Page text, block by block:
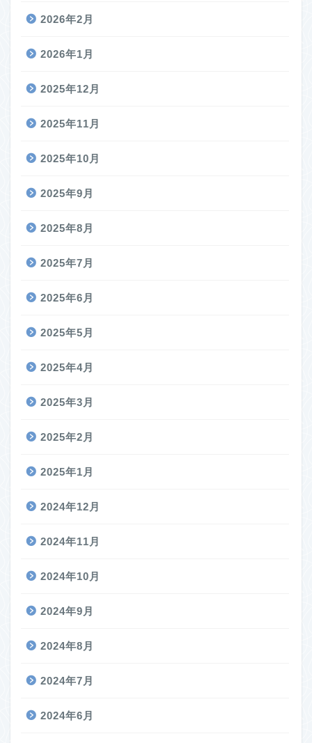
2026年2月
2026年1月
2025年12月
2025年11月
2025年10月
2025年9月
2025年8月
2025年7月
2025年6月
2025年5月
2025年4月
2025年3月
2025年2月
2025年1月
2024年12月
2024年11月
2024年10月
2024年9月
2024年8月
2024年7月
2024年6月